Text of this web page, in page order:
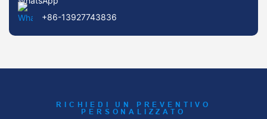
+86-13927743836
RICHIEDI UN PREVENTIVO
PERSONALIZZATO